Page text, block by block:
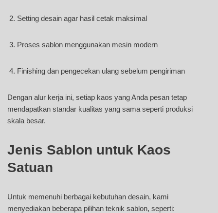
Setting desain agar hasil cetak maksimal
Proses sablon menggunakan mesin modern
Finishing dan pengecekan ulang sebelum pengiriman
Dengan alur kerja ini, setiap kaos yang Anda pesan tetap
mendapatkan standar kualitas yang sama seperti produksi
skala besar.
Jenis Sablon untuk Kaos
Satuan
Untuk memenuhi berbagai kebutuhan desain, kami
menyediakan beberapa pilihan teknik sablon, seperti: